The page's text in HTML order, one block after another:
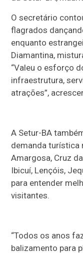
O secretário
flagrados
enquanto
Diamantina,
“Valeu o esforço
infraestrutura,
atrações”,
A Setur-BA
demanda turística
Amargosa, Cruz
Ibicuí, Lençóis,
para entender
visitantes.
“Todos os anos
balizamento para